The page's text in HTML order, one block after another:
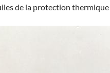
de la protection thermique